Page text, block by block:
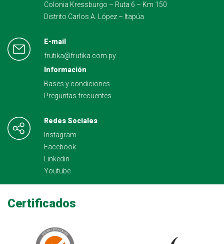
Colonia Kressburgo – Ruta 6 – Km 150
Distrito Carlos A. López – Itapúa
E-mail
frutika@frutika.com.py
Información
Bases y condiciones
Preguntas frecuentes
Redes Sociales
Instagram
Facebook
Linkedin
Youtube
Certificados